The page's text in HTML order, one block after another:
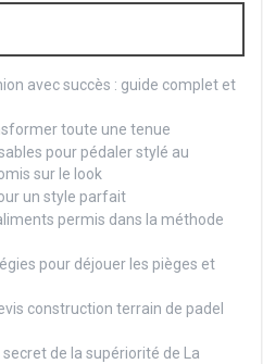
avec succès : guide complet et
toute une tenue
pour pédaler stylé au
sur le look
un style parfait
permis dans la méthode
pour déjouer les pièges et
construction terrain de padel
secret de la supériorité de La